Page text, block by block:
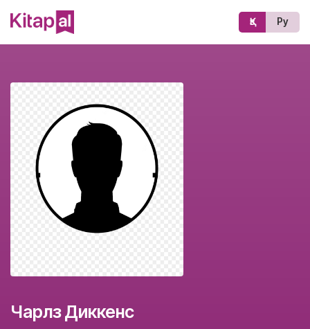
Қз Ру
Чарлз Диккенс